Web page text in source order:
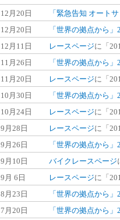
12月20日
「緊急告知 オート
12月20日
「世界の拠点から
12月11日
レースページに「
11月26日
「世界の拠点から
11月20日
レースページに「
10月30日
「世界の拠点から
10月24日
レースページに「
9月28日
レースページに「
9月26日
「世界の拠点から
9月10日
バイクレースページ
9月 6日
レースページに「
8月23日
「世界の拠点から
7月20日
「世界の拠点から